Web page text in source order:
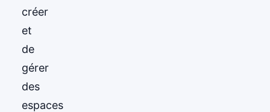
créer
et
de
gérer
des
espaces